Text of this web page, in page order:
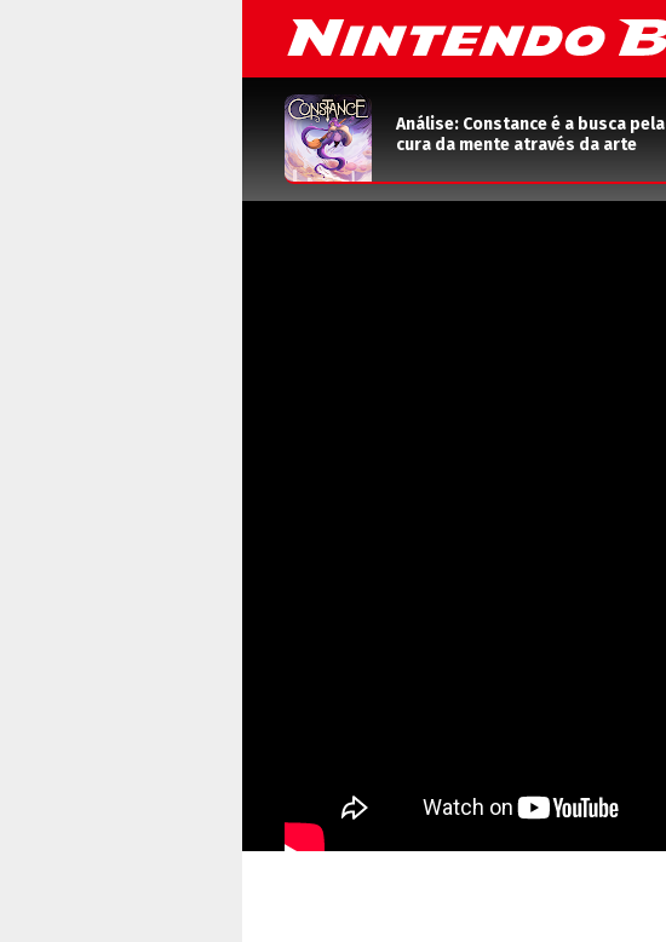
Análise: Constance é a busca pela
cura da mente através da arte